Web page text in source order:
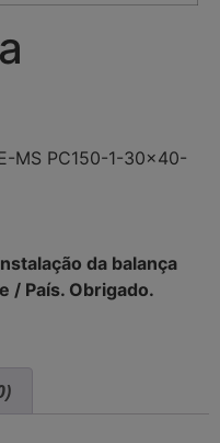
MS PC150-1-30×40-
da balança
/ País. Obrigado.